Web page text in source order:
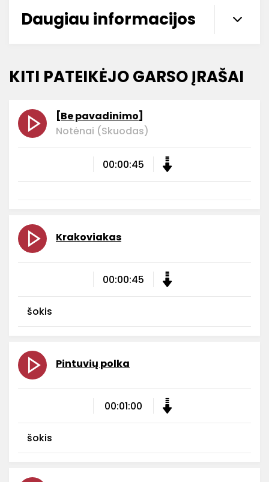
Daugiau informacijos
KITI PATEIKĖJO GARSO ĮRAŠAI
[Be pavadinimo]
Notėnai (Skuodas)
00:00:45
Krakoviakas
00:00:45
šokis
Pintuvių polka
00:01:00
šokis